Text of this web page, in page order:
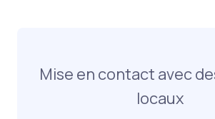
Mise en contact avec
locaux